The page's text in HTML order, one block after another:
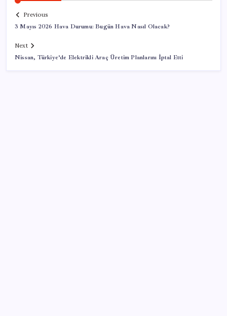
Previous
3 Mayıs 2026 Hava Durumu: Bugün Hava Nasıl Olacak?
Next
Nissan, Türkiye’de Elektrikli Araç Üretim Planlarını İptal Etti